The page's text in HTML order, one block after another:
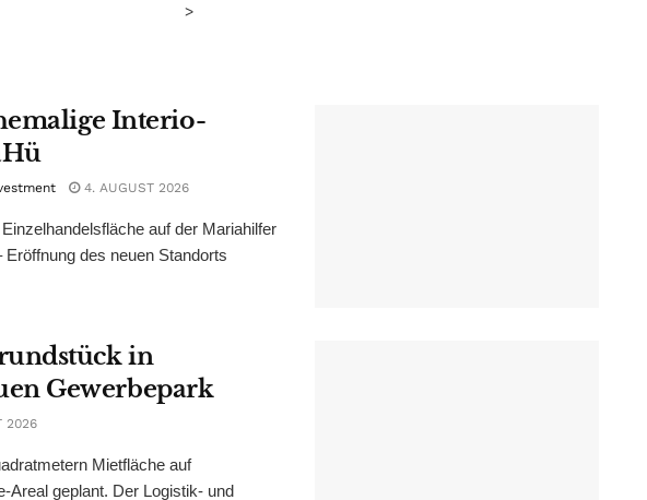
>
Interio-
4. AUGUST 2026
auf der Mariahilfer
des neuen Standorts
in
Gewerbepark
2026
Mietfläche auf
Areal geplant. Der Logistik- und